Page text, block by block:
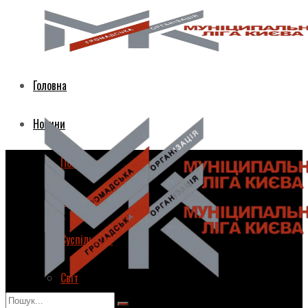
Головна
Новини
Політика
Економіка
Суспільство
Світ
Головна